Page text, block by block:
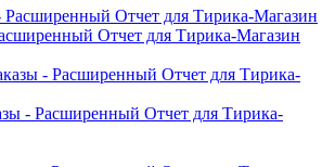
Отчет для Тирика-Магазин
- Расширенный Отчет для Тирика-